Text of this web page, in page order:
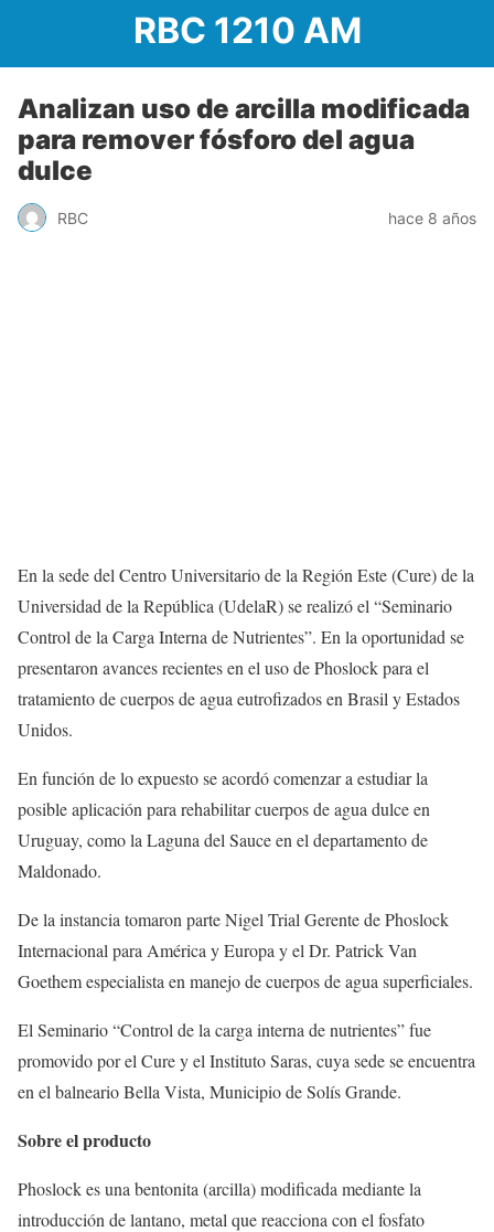
RBC 1210 AM
Analizan uso de arcilla modificada
para remover fósforo del agua
dulce
RBC hace 8 años
En la sede del Centro Universitario de la Región Este (Cure) de la
Universidad de la República (UdelaR) se realizó el “Seminario
Control de la Carga Interna de Nutrientes”. En la oportunidad se
presentaron avances recientes en el uso de Phoslock para el
tratamiento de cuerpos de agua eutrofizados en Brasil y Estados
Unidos.
En función de lo expuesto se acordó comenzar a estudiar la
posible aplicación para rehabilitar cuerpos de agua dulce en
Uruguay, como la Laguna del Sauce en el departamento de
Maldonado.
De la instancia tomaron parte Nigel Trial Gerente de Phoslock
Internacional para América y Europa y el Dr. Patrick Van
Goethem especialista en manejo de cuerpos de agua superficiales.
El Seminario “Control de la carga interna de nutrientes” fue
promovido por el Cure y el Instituto Saras, cuya sede se encuentra
en el balneario Bella Vista, Municipio de Solís Grande.
Sobre el producto
Phoslock es una bentonita (arcilla) modificada mediante la
introducción de lantano, metal que reacciona con el fosfato